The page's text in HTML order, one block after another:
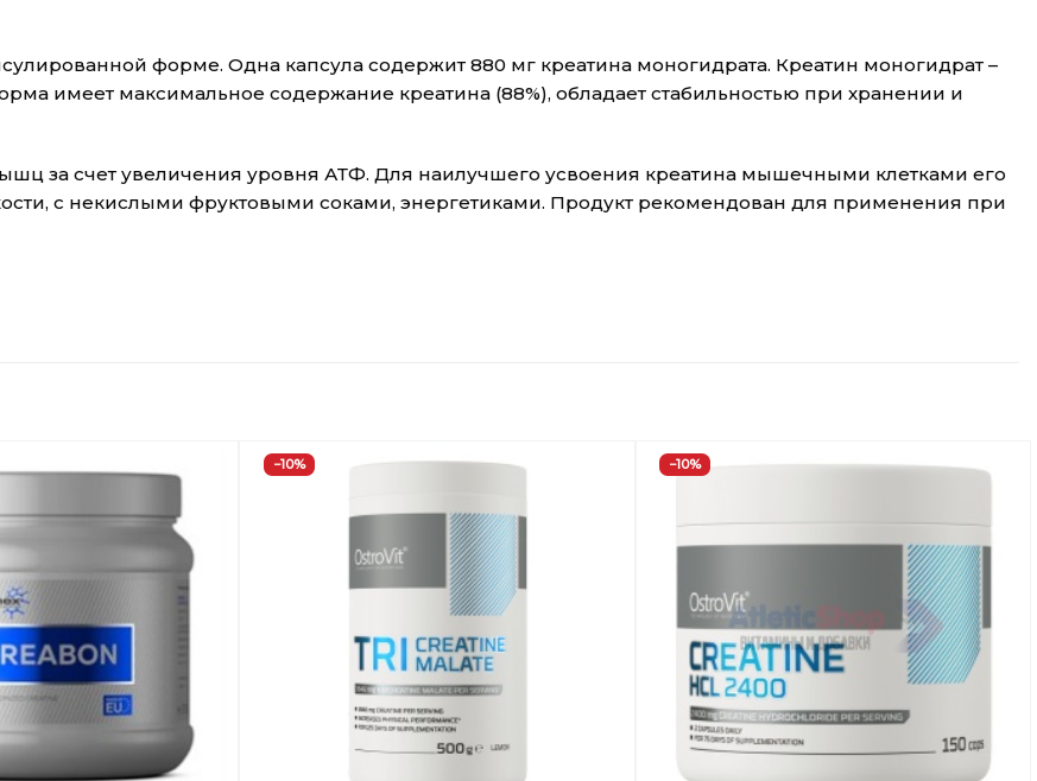
форме. Одна капсула содержит 880 мг креатина моногидрата. Креатин моногидрат –
имеет максимальное содержание креатина (88%), обладает стабильностью при хранении и
за счет увеличения уровня АТФ. Для наилучшего усвоения креатина мышечными клетками его
с некислыми фруктовыми соками, энергетиками. Продукт рекомендован для применения при
Добавить
в
Вишлист
−10% −10%
Добавить
Вишлист